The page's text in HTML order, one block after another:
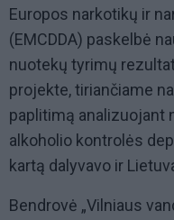
Europos narkotikų ir
(EMCDDA) paskelbė
nuotekų tyrimų
projekte, tiriančiame
paplitimą analizuojant
alkoholio kontrolės
kartą dalyvavo ir
Bendrovė „Vilniaus